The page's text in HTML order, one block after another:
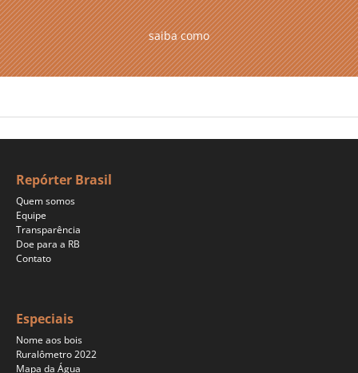
saiba como
Repórter Brasil
Quem somos
Equipe
Transparência
Doe para a RB
Contato
Especiais
Nome aos bois
Ruralômetro 2022
Mapa da Água